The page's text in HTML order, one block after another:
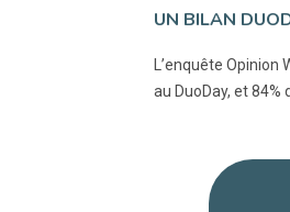
UN BILAN
L’enquête
au DuoDay, et